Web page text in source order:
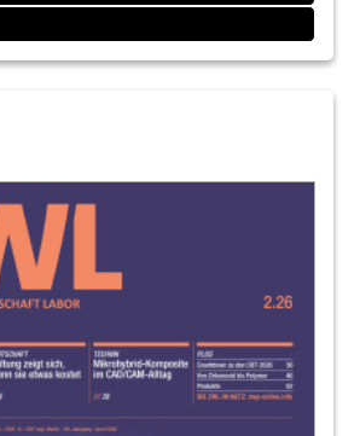
und mehr Ästhetik
Moderne Konfektionszähne
Digitale – Der Goldstandard
auf Welttournee